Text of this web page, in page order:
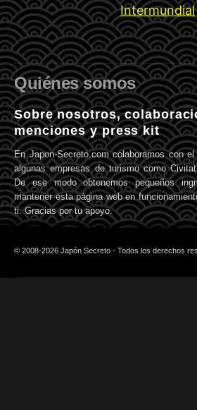
Quiénes somos
Sobre nosotros,
menciones y press kit
En Japon-Secreto.com colaboramos con
algunas empresas de turismo como
De ese modo obtenemos pequeños
mantener esta página web en
ti. Gracias por tu apoyo.
© 2008-2026 Japón Secreto - Todos los derechos